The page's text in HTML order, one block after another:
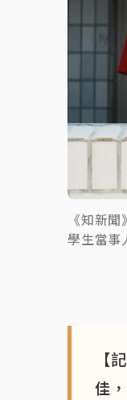
《知新
學生當事
【
佳